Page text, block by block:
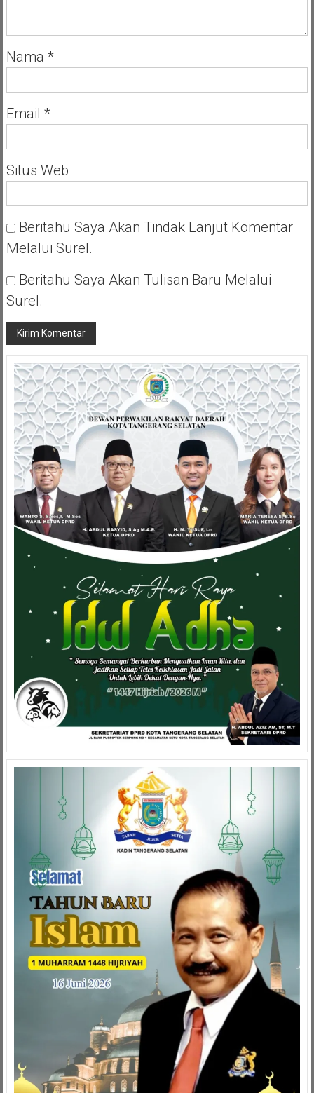
Nama *
Email *
Situs Web
Beritahu Saya Akan Tindak Lanjut Komentar
Melalui Surel.
Beritahu Saya Akan Tulisan Baru Melalui
Surel.